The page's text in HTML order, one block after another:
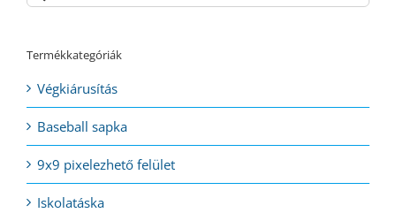
Termékkategóriák
Végkiárusítás
Baseball sapka
9x9 pixelezhető felület
Iskolatáska